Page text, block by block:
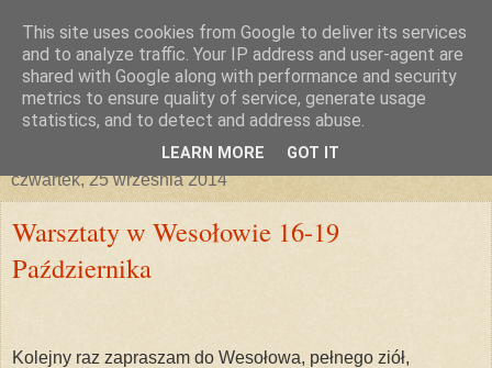
czwartek, 25 września 2014
Warsztaty w Wesołowie 16-19
Października
Kolejny raz zapraszam do Wesołowa, pełnego ziół,
This site uses cookies from Google to deliver its services
and to analyze traffic. Your IP address and user-agent are
shared with Google along with performance and security
metrics to ensure quality of service, generate usage
statistics, and to detect and address abuse.
LEARN MORE GOT IT